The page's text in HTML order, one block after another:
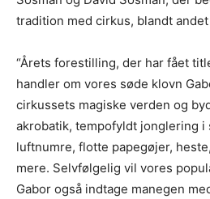
tradition med cirkus, blandt
“Årets forestilling, der har fået
handler om vores søde klovn
cirkussets magiske verden og
akrobatik, tempofyldt jonglering
luftnumre, flotte papegøjer,
mere. Selvfølgelig vil vores
Gabor også indtage manegen